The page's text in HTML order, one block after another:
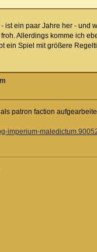
ist ein paar Jahre her -
Allerdings komme ich
ein Spiel mit größere
patron faction
imperium-